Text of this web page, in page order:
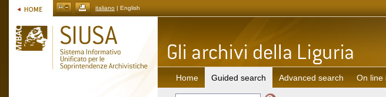
italiano | English
Home Guided search Advanced search On line